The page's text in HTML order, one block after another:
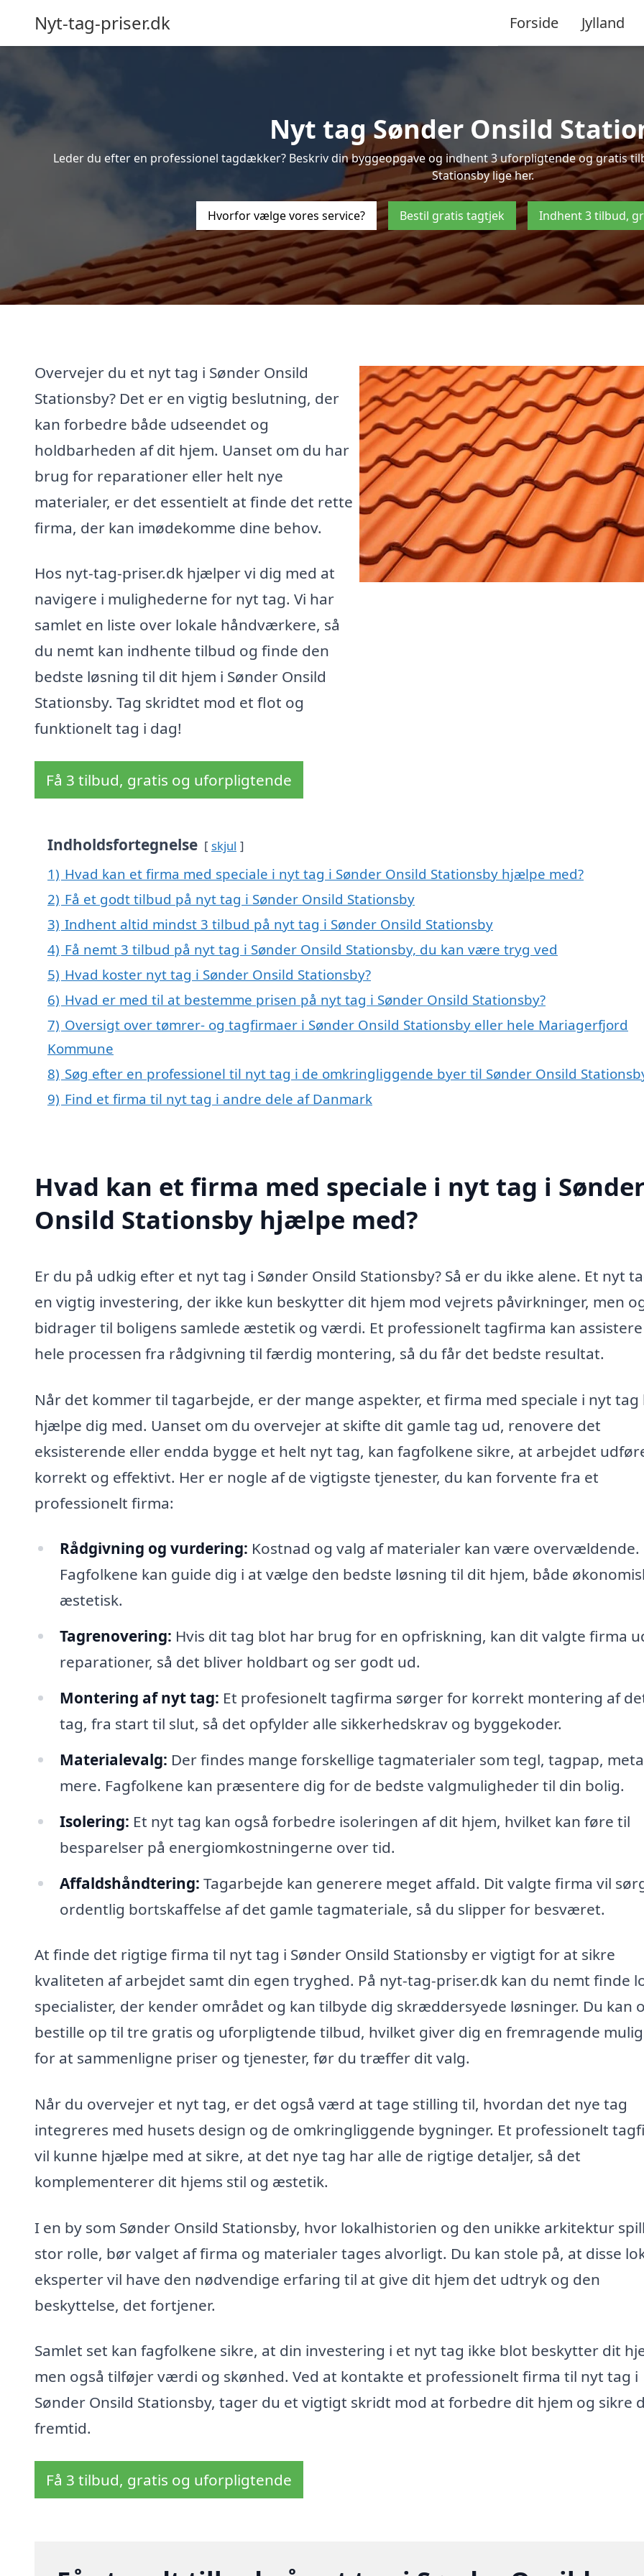
Nyt-tag-priser.dk Forside Jylland
Nyt tag Sønder Onsild
Leder du efter en professionel tagdækker? Beskriv din byggeopgave og indhent 3 uforpligtende og gratis
Stationsby lige her.
Hvorfor vælge vores service? Bestil gratis tagtjek Indhent 3 tilbud,
Overvejer du et nyt tag i Sønder Onsild
Stationsby? Det er en vigtig beslutning, der
kan forbedre både udseendet og
holdbarheden af dit hjem. Uanset om du har
brug for reparationer eller helt nye
materialer, er det essentielt at finde det rette
firma, der kan imødekomme dine behov.
Hos nyt-tag-priser.dk hjælper vi dig med at
navigere i mulighederne for nyt tag. Vi har
samlet en liste over lokale håndværkere, så
du nemt kan indhente tilbud og finde den
bedste løsning til dit hjem i Sønder Onsild
Stationsby. Tag skridtet mod et flot og
funktionelt tag i dag!
Få 3 tilbud, gratis og uforpligtende
Indholdsfortegnelse skjul
1) Hvad kan et firma med speciale i nyt tag i Sønder Onsild Stationsby hjælpe med?
2) Få et godt tilbud på nyt tag i Sønder Onsild Stationsby
3) Indhent altid mindst 3 tilbud på nyt tag i Sønder Onsild Stationsby
4) Få nemt 3 tilbud på nyt tag i Sønder Onsild Stationsby, du kan være tryg ved
5) Hvad koster nyt tag i Sønder Onsild Stationsby?
6) Hvad er med til at bestemme prisen på nyt tag i Sønder Onsild Stationsby?
7) Oversigt over tømrer- og tagfirmaer i Sønder Onsild Stationsby eller hele Mariagerfjord
Kommune
8) Søg efter en professionel til nyt tag i de omkringliggende byer til Sønder Onsild
9) Find et firma til nyt tag i andre dele af Danmark
Hvad kan et firma med speciale i nyt tag i Sønder
Onsild Stationsby hjælpe med?
Er du på udkig efter et nyt tag i Sønder Onsild Stationsby? Så er du ikke alene. Et nyt
en vigtig investering, der ikke kun beskytter dit hjem mod vejrets påvirkninger, men
bidrager til boligens samlede æstetik og værdi. Et professionelt tagfirma kan
hele processen fra rådgivning til færdig montering, så du får det bedste resultat.
Når det kommer til tagarbejde, er der mange aspekter, et firma med speciale i nyt tag
hjælpe dig med. Uanset om du overvejer at skifte dit gamle tag ud, renovere det
eksisterende eller endda bygge et helt nyt tag, kan fagfolkene sikre, at arbejdet
korrekt og effektivt. Her er nogle af de vigtigste tjenester, du kan forvente fra et
professionelt firma:
Rådgivning og vurdering: Kostnad og valg af materialer kan være overvældende.
Fagfolkene kan guide dig i at vælge den bedste løsning til dit hjem, både
æstetisk.
Tagrenovering: Hvis dit tag blot har brug for en opfriskning, kan dit valgte firma
reparationer, så det bliver holdbart og ser godt ud.
Montering af nyt tag: Et profesionelt tagfirma sørger for korrekt montering af
tag, fra start til slut, så det opfylder alle sikkerhedskrav og byggekoder.
Materialevalg: Der findes mange forskellige tagmaterialer som tegl, tagpap,
mere. Fagfolkene kan præsentere dig for de bedste valgmuligheder til din bolig.
Isolering: Et nyt tag kan også forbedre isoleringen af dit hjem, hvilket kan føre til
besparelser på energiomkostningerne over tid.
Affaldshåndtering: Tagarbejde kan generere meget affald. Dit valgte firma vil
ordentlig bortskaffelse af det gamle tagmateriale, så du slipper for besværet.
At finde det rigtige firma til nyt tag i Sønder Onsild Stationsby er vigtigt for at sikre
kvaliteten af arbejdet samt din egen tryghed. På nyt-tag-priser.dk kan du nemt finde
specialister, der kender området og kan tilbyde dig skræddersyede løsninger. Du kan
bestille op til tre gratis og uforpligtende tilbud, hvilket giver dig en fremragende
for at sammenligne priser og tjenester, før du træffer dit valg.
Når du overvejer et nyt tag, er det også værd at tage stilling til, hvordan det nye tag
integreres med husets design og de omkringliggende bygninger. Et professionelt
vil kunne hjælpe med at sikre, at det nye tag har alle de rigtige detaljer, så det
komplementerer dit hjems stil og æstetik.
I en by som Sønder Onsild Stationsby, hvor lokalhistorien og den unikke arkitektur
stor rolle, bør valget af firma og materialer tages alvorligt. Du kan stole på, at disse
eksperter vil have den nødvendige erfaring til at give dit hjem det udtryk og den
beskyttelse, det fortjener.
Samlet set kan fagfolkene sikre, at din investering i et nyt tag ikke blot beskytter dit
men også tilføjer værdi og skønhed. Ved at kontakte et professionelt firma til nyt tag i
Sønder Onsild Stationsby, tager du et vigtigt skridt mod at forbedre dit hjem og sikre
fremtid.
Få 3 tilbud, gratis og uforpligtende